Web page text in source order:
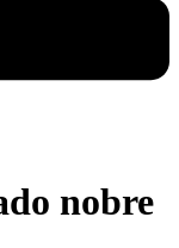
nobre